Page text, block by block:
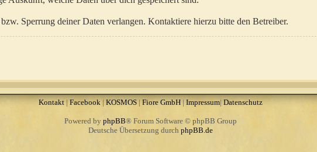
Sperrung deiner Daten verlangen. Kontaktiere hierzu bitte den Betreiber.
Kontakt| Facebook|KOSMOS| Fiore GmbH| Impressum|Datenschutz
Powered by phpBB® Forum Software © phpBB Group
Deutsche Übersetzung durch phpBB.de